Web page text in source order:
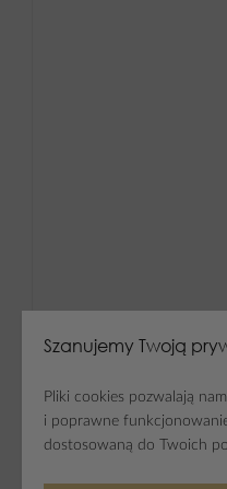
Szanujemy Twoją
Pliki cookies pozwalają
i poprawne
dostosowaną do Twoich